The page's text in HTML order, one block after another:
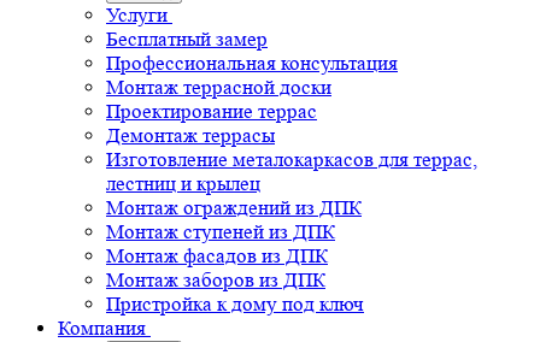
Услуги
Бесплатный замер
Профессиональная консультация
Монтаж террасной доски
Проектирование террас
Демонтаж террасы
Изготовление металокаркасов для террас,
лестниц и крылец
Монтаж ограждений из ДПК
Монтаж ступеней из ДПК
Монтаж фасадов из ДПК
Монтаж заборов из ДПК
Пристройка к дому под ключ
Компания